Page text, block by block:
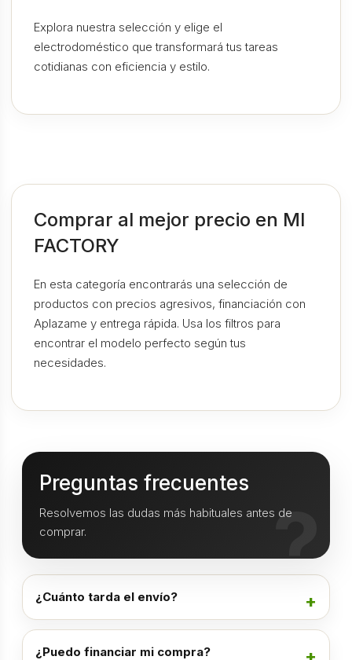
Explora nuestra selección y elige el
electrodoméstico que transformará tus tareas
cotidianas con eficiencia y estilo.
Comprar al mejor precio en MI
FACTORY
En esta categoría encontrarás una selección de
productos con precios agresivos, financiación con
Aplazame y entrega rápida. Usa los filtros para
encontrar el modelo perfecto según tus
necesidades.
Preguntas frecuentes
Resolvemos las dudas más habituales antes de
comprar.
¿Cuánto tarda el envío?
¿Puedo financiar mi compra?